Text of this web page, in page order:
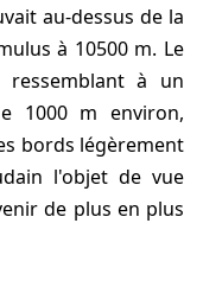
au-dessus de la
à 10500 m. Le
ressemblant à un
1000 m environ,
bords légèrement
l'objet de vue
de plus en plus